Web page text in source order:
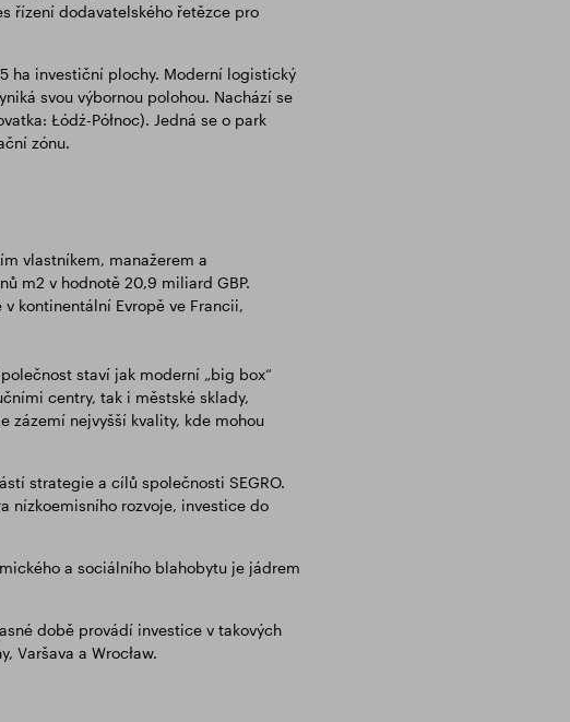
řízení dodavatelského řetězce pro
ha investiční plochy. Moderní logistický
svou výbornou polohou. Nachází se
Łódź-Północ). Jedná se o park
zónu.
vlastníkem, manažerem a
m2 v hodnotě 20,9 miliard GBP.
kontinentální Evropě ve Francii,
staví jak moderní „big box“
centry, tak i městské sklady,
zázemí nejvyšší kvality, kde mohou
strategie a cílů společnosti SEGRO.
nízkoemisního rozvoje, investice do
a sociálního blahobytu je jádrem
době provádí investice v takových
Varšava a Wrocław.